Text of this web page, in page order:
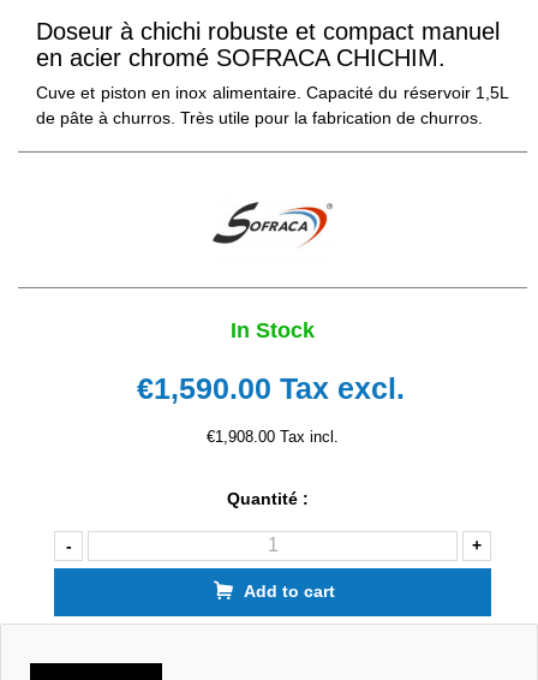
Doseur à chichi robuste et compact manuel
en acier chromé SOFRACA CHICHIM.
Cuve et piston en inox alimentaire. Capacité du réservoir 1,5L
de pâte à churros. Très utile pour la fabrication de churros.
In Stock
€1,590.00 Tax excl.
€1,908.00 Tax incl.
Quantité :
- +
Add to cart